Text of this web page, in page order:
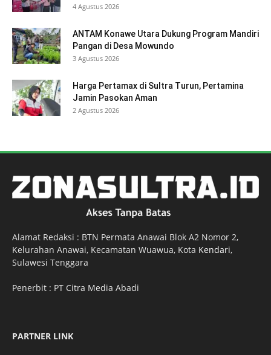
4 Agustus 2026
ANTAM Konawe Utara Dukung Program Mandiri
Pangan di Desa Mowundo
3 Agustus 2026
Harga Pertamax di Sultra Turun, Pertamina
Jamin Pasokan Aman
2 Agustus 2026
Alamat Redaksi : BTN Permata Anawai Blok A2 Nomor 2,
Kelurahan Anawai, Kecamatan Wuawua, Kota Kendari,
Sulawesi Tenggara
Penerbit : PT Citra Media Abadi
PARTNER LINK